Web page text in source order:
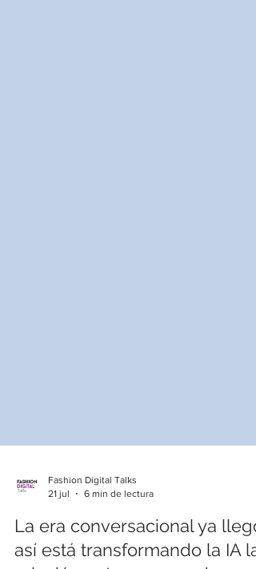
21 jul
6 min de lectura
La era conversacional ya llegó: